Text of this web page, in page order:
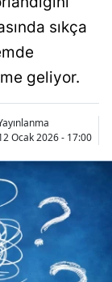
sıkça
geliyor.
Ocak 2026 - 17:00